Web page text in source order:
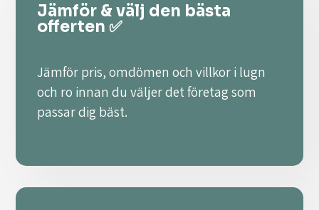
Jämför & välj den bästa
offerten ✅
Jämför pris, omdömen och villkor i lugn
och ro innan du väljer det företag som
passar dig bäst.